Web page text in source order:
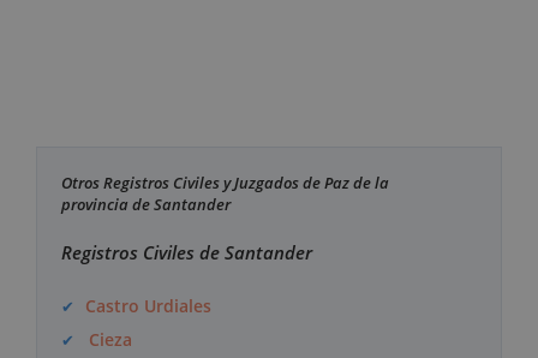
Otros Registros Civiles y Juzgados de Paz de la
provincia de Santander
Registros Civiles de Santander
Castro Urdiales
Cieza